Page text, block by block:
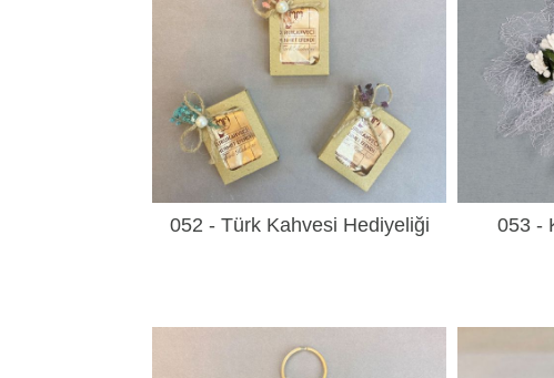
052 - Türk Kahvesi Hediyeliği
053 -